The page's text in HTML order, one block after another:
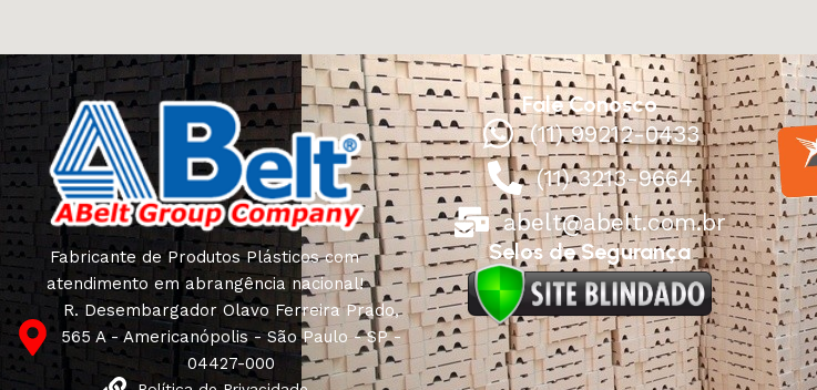
Fabricante de Produtos Plásticos com
atendimento em abrangência nacional!
R. Desembargador Olavo Ferreira Prado,
565 A - Americanópolis - São Paulo - SP -
04427-000
Fale Conosco
(11) 99212-0433
(11) 3213-9664
abelt@abelt.com.br
Selos de Segurança